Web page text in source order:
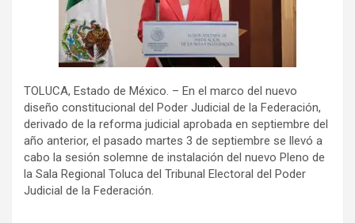
TOLUCA, Estado de México. – En el marco del nuevo
diseño constitucional del Poder Judicial de la Federación,
derivado de la reforma judicial aprobada en septiembre del
año anterior, el pasado martes 3 de septiembre se llevó a
cabo la sesión solemne de instalación del nuevo Pleno de
la Sala Regional Toluca del Tribunal Electoral del Poder
Judicial de la Federación.